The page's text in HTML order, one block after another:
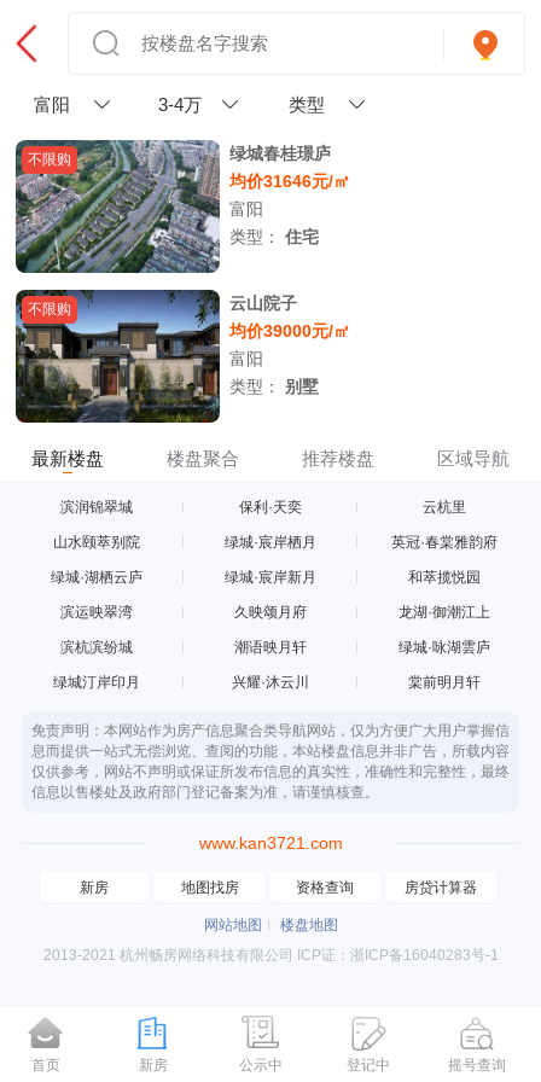
富阳 3-4万 类型
不限购
绿城春桂璟庐
均价31646元/㎡
富阳
类型：住宅
不限购
云山院子
均价39000元/㎡
富阳
类型：别墅
最新楼盘 楼盘聚合 推荐楼盘 区域导航
滨润锦翠城 保利·天奕 云杭里
山水颐萃别院 绿城·宸岸栖月 英冠·春棠雅韵府
绿城·湖栖云庐 绿城·宸岸新月 和萃揽悦园
滨运映翠湾 久映颂月府 龙湖·御潮江上
滨杭滨纷城 潮语映月轩 绿城·咏湖雲庐
绿城汀岸印月 兴耀·沐云川 棠前明月轩
免责声明：本网站作为房产信息聚合类导航网站，仅为方便广大用户掌握信
息而提供一站式无偿浏览、查阅的功能，本站楼盘信息并非广告，所载内容
仅供参考，网站不声明或保证所发布信息的真实性，准确性和完整性，最终
信息以售楼处及政府部门登记备案为准，请谨慎核查。
www.kan3721.com
新房 地图找房 资格查询 房贷计算器
网站地图
楼盘地图
2013-2021 杭州畅房网络科技有限公司 ICP证：浙ICP备16040283号-1
首页 新房 公示中 登记中 摇号查询